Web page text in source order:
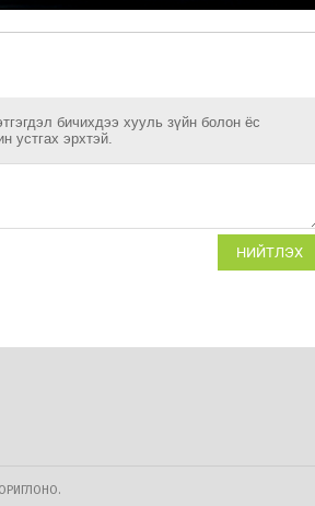
бичихдээ хууль зүйн болон ёс
устгах эрхтэй.
НИЙТЛЭХ